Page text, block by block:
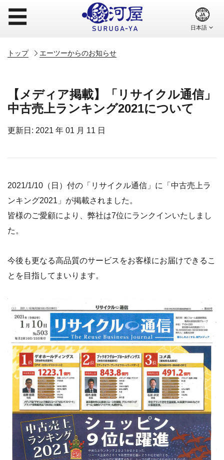
☰
トップ エーツーからのお知らせ
【メディア掲載】「リサイクル通信」
中古売上ランキング2021について
更新日: 2021 年 01 月 11 日
2021/1/10（日）付の「リサイクル通信」に「中古売上ラ
ンキング2021」が掲載されました。
皆様のご愛顧により、弊社は7位にランクインいたしまし
た。
今後も更なる高品質のサービスをお客様にお届けできるこ
とを目指してまいります。